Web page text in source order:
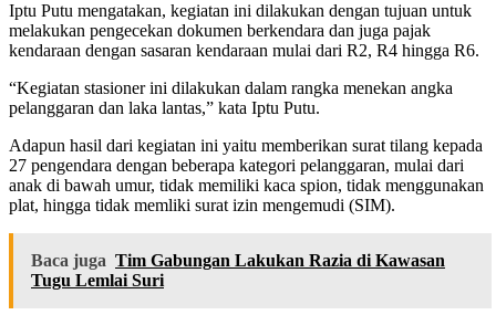
Iptu Putu mengatakan, kegiatan ini dilakukan dengan tujuan untuk
melakukan pengecekan dokumen berkendara dan juga pajak
kendaraan dengan sasaran kendaraan mulai dari R2, R4 hingga R6.
“Kegiatan stasioner ini dilakukan dalam rangka menekan angka
pelanggaran dan laka lantas,” kata Iptu Putu.
Adapun hasil dari kegiatan ini yaitu memberikan surat tilang kepada
27 pengendara dengan beberapa kategori pelanggaran, mulai dari
anak di bawah umur, tidak memiliki kaca spion, tidak menggunakan
plat, hingga tidak memliki surat izin mengemudi (SIM).
Baca juga Tim Gabungan Lakukan Razia di Kawasan
Tugu Lemlai Suri